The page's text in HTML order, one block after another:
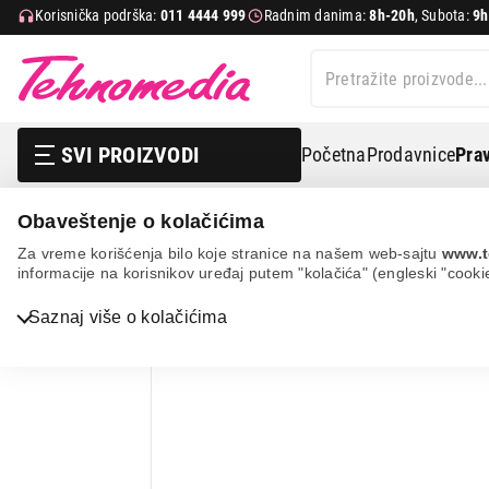
Obaveštenje o kolačićima
Za vreme korišćenja bilo koje stranice na našem web-sajtu
informacije na korisnikov uređaj putem "kolačića" (engleski
Saznaj više o kolačićima
Korisnička podrška: 011 4444 999 Radnim danima:8h-20h, Subota:
SVI PROIZVODI PočetnaProdavnice
Bela tehnika
Grejanje i hlađenje Šporeti na čvrsto gorivo